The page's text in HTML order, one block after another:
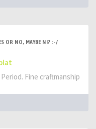
OR NO, MAYBE NI? :-/
Fine craftmanship